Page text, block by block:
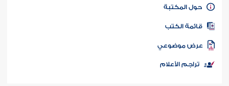
كتاب الأمة
المكتبة
الكتب
موضوعي